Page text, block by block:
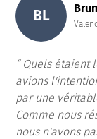
BL
Quels étaient
avions
par une
Comme nous
nous n'avons